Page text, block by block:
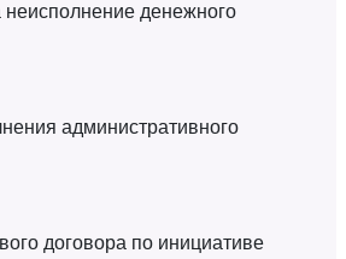
неисполнение денежного
административного
договора по инициативе